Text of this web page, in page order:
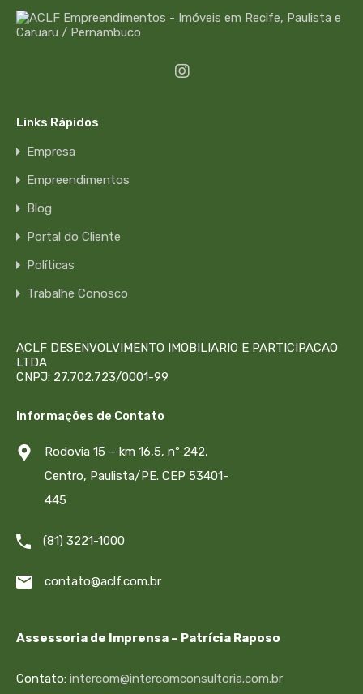
Links Rápidos
Empresa
Empreendimentos
Blog
Portal do Cliente
Políticas
Trabalhe Conosco
ACLF DESENVOLVIMENTO IMOBILIARIO E PARTICIPACAO
LTDA
CNPJ: 27.702.723/0001-99
Informações de Contato
Rodovia 15 – km 16,5, nº 242,
Centro, Paulista/PE. CEP 53401-
445
(81) 3221-1000
contato@aclf.com.br
Assessoria de Imprensa – Patrícia Raposo
Contato: intercom@intercomconsultoria.com.br